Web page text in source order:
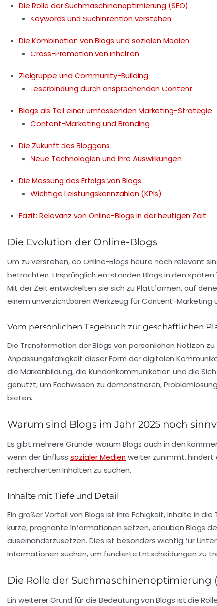
Die Rolle der Suchmaschinenoptimierung (SEO)
Keywords und Suchintention verstehen
Die Kombination von Blogs und sozialen Medien
Cross-Promotion von Inhalten
Zielgruppe und Community-Building
Leserbindung durch ansprechenden Content
Blogs als Teil einer umfassenden Marketing-Strategie
Content-Marketing und Branding
Die Zukunft des Bloggens
Neue Technologien und ihre Auswirkungen
Die Messung des Erfolgs von Blogs
Wichtige Leistungskennzahlen (KPIs)
Fazit: Relevanz von Online-Blogs in der heutigen Zeit
Die Evolution der Online-Blogs
Um zu verstehen, ob Online-Blogs heute noch relevant
betrachten. Ursprünglich entstanden Blogs in den
Mit der Zeit entwickelten sie sich zu Plattformen, auf
einem unverzichtbaren Werkzeug fürContent-Marketing
Vom persönlichen Tagebuch zur geschäftlichen
Die Transformation der Blogs von persönlichen Notizen
Anpassungsfähigkeit dieser Form der digitalen
die Markenbildung, die Kundenkommunikation und die
genutzt, um Fachwissen zu demonstrieren,
bieten.
Warum sind Blogs im Jahr 2025 noch
Es gibt mehrere Gründe, warum Blogs auch in den
wenn der Einfluss sozialer Medienweiter zunimmt, hindert
recherchierten Inhalten zu suchen.
Inhalte mit Tiefe und Detail
Ein großer Vorteil von Blogs ist ihre Fähigkeit, Inhalte in
kurze, prägnante Informationen setzen, erlauben Blogs
auseinanderzusetzen. Dies ist besonders wichtig für
Informationen suchen, um fundierte Entscheidungen zu
Die Rolle der Suchmaschinenoptimierung
Ein weiterer Grund für die Bedeutung von Blogs ist die